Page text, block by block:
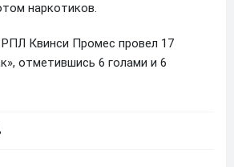
наркотиков.
Квинси Промес провел 17
отметившись 6 голами и 6